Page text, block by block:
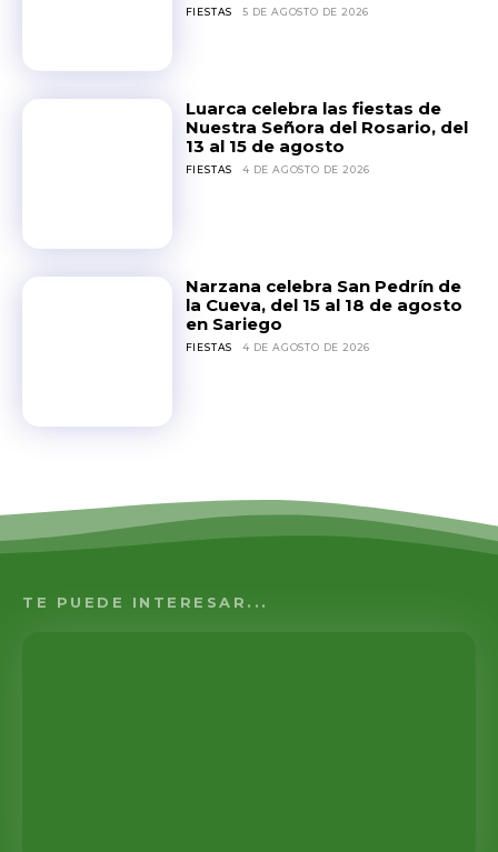
FIESTAS 5 DE AGOSTO DE 2026
Luarca celebra las fiestas de
Nuestra Señora del Rosario, del
13 al 15 de agosto
FIESTAS 4 DE AGOSTO DE 2026
Narzana celebra San Pedrín de
la Cueva, del 15 al 18 de agosto
en Sariego
FIESTAS 4 DE AGOSTO DE 2026
TE PUEDE INTERESAR...